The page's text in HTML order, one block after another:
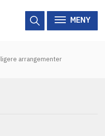
MENY
arrangementer